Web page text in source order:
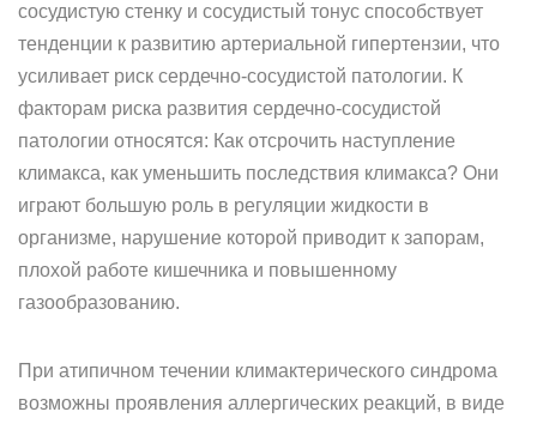
сосудистую стенку и сосудистый тонус способствует
тенденции к развитию артериальной гипертензии, что
усиливает риск сердечно-сосудистой патологии. К
факторам риска развития сердечно-сосудистой
патологии относятся: Как отсрочить наступление
климакса, как уменьшить последствия климакса? Они
играют большую роль в регуляции жидкости в
организме, нарушение которой приводит к запорам,
плохой работе кишечника и повышенному
газообразованию.
При атипичном течении климактерического синдрома
возможны проявления аллергических реакций, в виде